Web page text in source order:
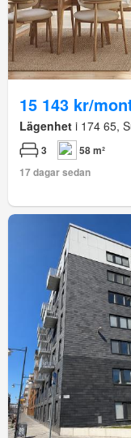
15 143 kr/
Lägenhet i 174 65,
3
58 m²
17 dagar sedan